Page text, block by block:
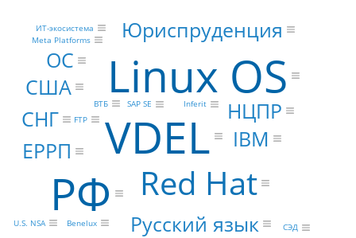
VDEL
Linux OS
РФ
Red Hat
IBM
НЦПР
ОС
США
СНГ
ЕРРП
Русский язык
Юриспруденция
Inferit
SAP SE
Meta Platforms
ВТБ
U.S. NSA Benelux
ИТ-экосистема
FTP
СЭД